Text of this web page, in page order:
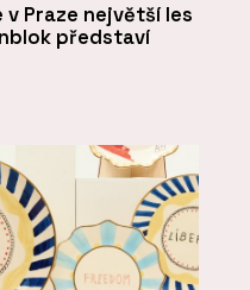
Praze největší les
představí